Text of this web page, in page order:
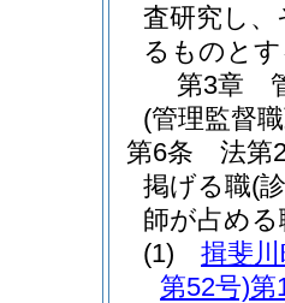
査研究し
るものと
第3章
(管理監督
第6条
法第
掲げる職(
師が占め
(1)
揖斐
第52号)第